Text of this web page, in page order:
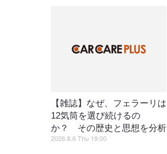
【雑誌】なぜ、フェラーリは
12気筒を選び続けるの
か？ その歴史と思想を分析
2026.8.6 Thu 19:00